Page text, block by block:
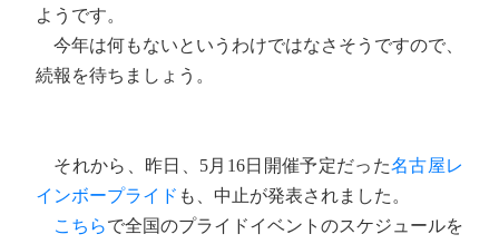
ようです。
今年は何もないというわけではなさそうですので、
続報を待ちましょう。
それから、昨日、5月16日開催予定だった名古屋レ
インボープライド も、中止が発表されました。
こちらで全国のプライドイベントのスケジュールを